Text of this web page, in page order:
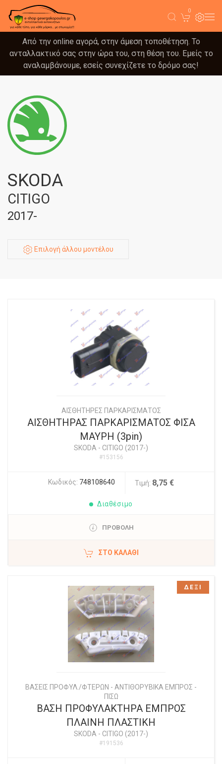
0
Από την online αγορά, στην άμεση τοποθέτηση. Το
ανταλλακτικό σας στην ώρα του, στη θέση του. Εμείς το
αναλαμβάνουμε, εσείς συνεχίζετε το δρόμο σας!
SKODA
CITIGO
2017-
Επιλογή άλλου μοντέλου
ΑΙΣΘΗΤΗΡΕΣ ΠΑΡΚΑΡΙΣΜΑΤΟΣ
ΑΙΣΘΗΤΗΡΑΣ ΠΑΡΚΑΡΙΣΜΑΤΟΣ ΦΙΣΑ
ΜΑΥΡΗ (3pin)
SKODA - CITIGO (2017-)
#153156
Κωδικός: 748108640 Τιμή: 8,75 €
Διαθέσιμο
ΠΡΟΒΟΛΗ
ΣΤΟ ΚΑΛΆΘΙ
ΒΑΣΕΙΣ ΠΡΟΦΥΛ./ΦΤΕΡΩΝ - ΑΝΤΙΘΟΡΥΒΙΚΑ ΕΜΠΡΟΣ -
ΠΙΣΩ
ΒΑΣΗ ΠΡΟΦΥΛΑΚΤΗΡΑ ΕΜΠΡΟΣ
ΠΛΑΙΝΗ ΠΛΑΣΤΙΚΗ
SKODA - CITIGO (2017-)
#191536
ΔΕΞΙ